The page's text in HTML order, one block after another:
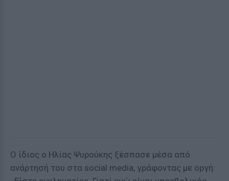
Ο ίδιος ο Ηλίας Ψυρούκης ξέσπασε μέσα από
ανάρτησή του στα social media, γράφοντας με οργή: